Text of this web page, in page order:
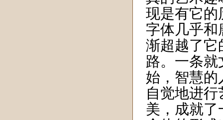
现是有它的
字体几乎和
渐超越了它
路。一条
始，智慧的
自觉地进
美，成就了